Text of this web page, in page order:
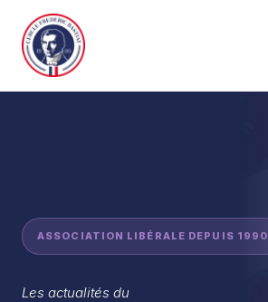
contenu
ASSOCIATION LIBÉRALE DEPUIS 1990
Les actualités du